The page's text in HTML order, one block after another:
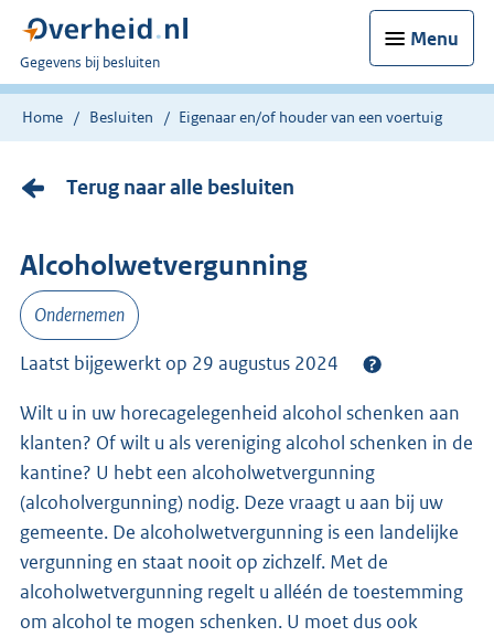
Menu
U
bent
nu
Gegevens bij besluiten
Home Besluiten Eigenaar en/of houder van een voertuig
Terug naar alle besluiten
Alcoholwetvergunning
Ondernemen
Laatst bijgewerkt op 29 augustus 2024
Wilt u in uw horecagelegenheid alcohol schenken aan
klanten? Of wilt u als vereniging alcohol schenken in de
kantine? U hebt een alcoholwetvergunning
(alcoholvergunning) nodig. Deze vraagt u aan bij uw
gemeente. De alcoholwetvergunning is een landelijke
vergunning en staat nooit op zichzelf. Met de
alcoholwetvergunning regelt u alléén de toestemming
om alcohol te mogen schenken. U moet dus ook